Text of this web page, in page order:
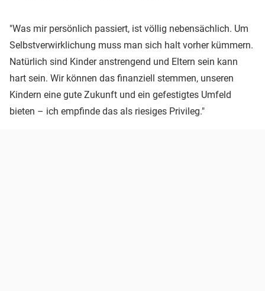
"Was mir persönlich passiert, ist völlig nebensächlich. Um
Selbstverwirklichung muss man sich halt vorher kümmern.
Natürlich sind Kinder anstrengend und Eltern sein kann
hart sein. Wir können das finanziell stemmen, unseren
Kindern eine gute Zukunft und ein gefestigtes Umfeld
bieten – ich empfinde das als riesiges Privileg."